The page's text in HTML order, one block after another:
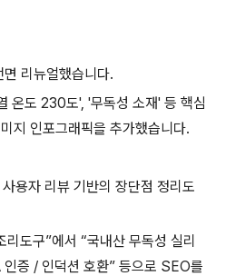
리뉴얼했습니다.
온도 230도', '무독성 소재' 등 핵심
지 인포그래픽을 추가했습니다.
용자 리뷰 기반의 장단점 정리도
도구”에서 “국내산 무독성 실리
증 / 인덕션 호환” 등으로 SEO를